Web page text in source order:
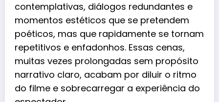
contemplativas, diálogos redundantes e
momentos estéticos que se pretendem
poéticos, mas que rapidamente se tornam
repetitivos e enfadonhos. Essas cenas,
muitas vezes prolongadas sem propósito
narrativo claro, acabam por diluir o ritmo
do filme e sobrecarregar a experiência do